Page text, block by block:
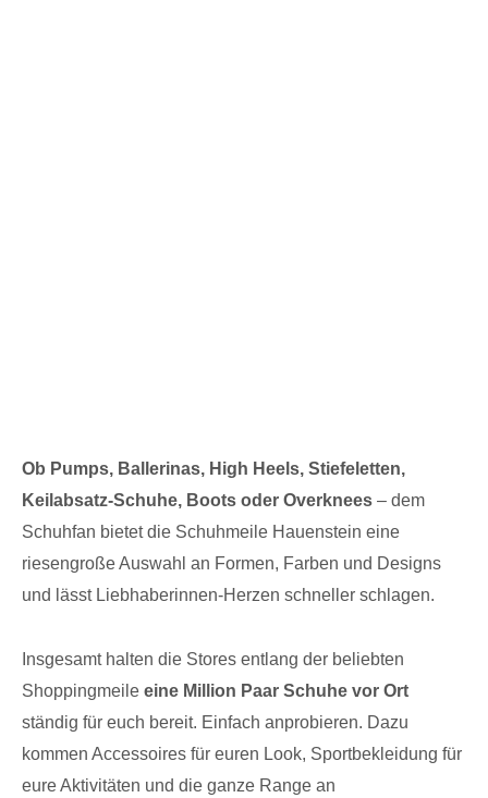
Ob Pumps, Ballerinas, High Heels, Stiefeletten,
Keilabsatz-Schuhe, Boots oder Overknees – dem
Schuhfan bietet die Schuhmeile Hauenstein eine
riesengroße Auswahl an Formen, Farben und Designs
und lässt Liebhaberinnen-Herzen schneller schlagen.
Insgesamt halten die Stores entlang der beliebten
Shoppingmeile eine Million Paar Schuhe vor Ort
ständig für euch bereit. Einfach anprobieren. Dazu
kommen Accessoires für euren Look, Sportbekleidung für
eure Aktivitäten und die ganze Range an